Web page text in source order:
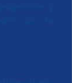
y
de la